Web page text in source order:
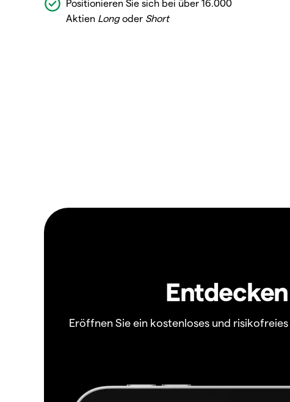
Positionieren Sie sich bei über 16.000
Aktien Longoder Short
Eröffnen Sie ein kostenloses und